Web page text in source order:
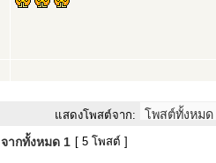
แสดงโพสต์จาก:
จากทั้งหมด 1 [ 5 โพสต์ ]